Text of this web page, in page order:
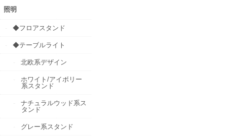
照明
◆フロアスタンド
◆テーブルライト
北欧系デザイン
ホワイト/アイボリー
系スタンド
ナチュラルウッド系ス
タンド
グレー系スタンド